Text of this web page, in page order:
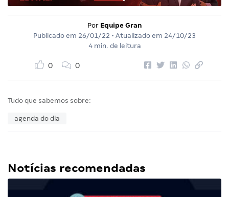
Por Equipe Gran
Publicado em 26/01/22 • Atualizado em 24/10/23
4 min. de leitura
0 0
Tudo que sabemos sobre:
agenda do dia
Notícias recomendadas